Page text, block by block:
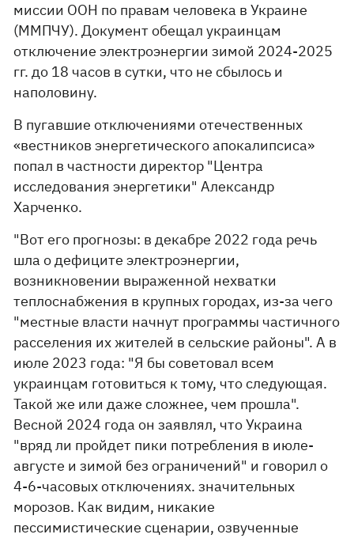
миссии ООН по правам человека в Украине
(ММПЧУ). Документ обещал украинцам
отключение электроэнергии зимой 2024-2025
гг. до 18 часов в сутки, что не сбылось и
наполовину.
В пугавшие отключениями отечественных
«вестников энергетического апокалипсиса»
попал в частности директор "Центра
исследования энергетики" Александр
Харченко.
"Вот его прогнозы: в декабре 2022 года речь
шла о дефиците электроэнергии,
возникновении выраженной нехватки
теплоснабжения в крупных городах, из-за чего
"местные власти начнут программы частичного
расселения их жителей в сельские районы". А в
июле 2023 года: "Я бы советовал всем
украинцам готовиться к тому, что следующая.
Такой же или даже сложнее, чем прошла".
Весной 2024 года он заявлял, что Украина
"вряд ли пройдет пики потребления в июле-
августе и зимой без ограничений" и говорил о
4-6-часовых отключениях. значительных
морозов. Как видим, никакие
пессимистические сценарии, озвученные